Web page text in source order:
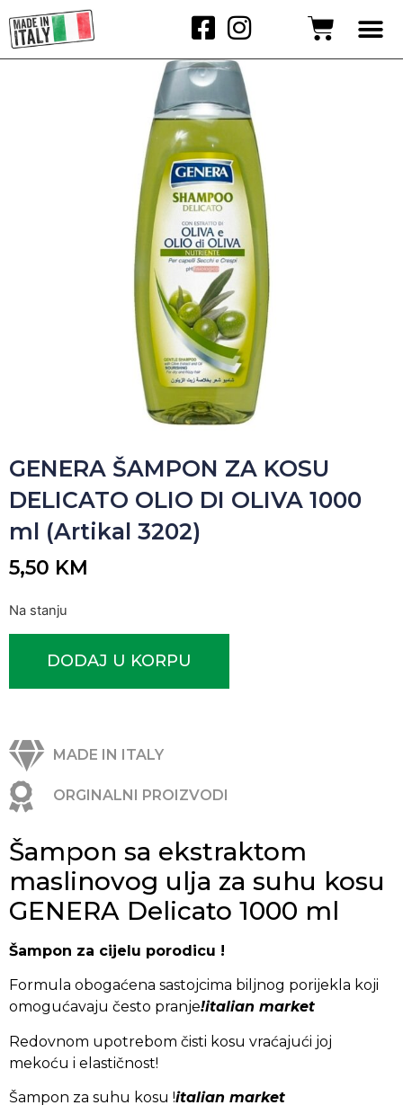
GENERA ŠAMPON ZA KOSU
DELICATO OLIO DI OLIVA 1000
ml (Artikal 3202)
5,50 KM
Na stanju
DODAJ U KORPU
MADE IN ITALY
ORGINALNI PROIZVODI
Šampon sa ekstraktom
maslinovog ulja za suhu kosu
GENERA Delicato 1000 ml
Šampon za cijelu porodicu !
Formula obogaćena sastojcima biljnog porijekla koji
omogućavaju često pranje!italian market
Redovnom upotrebom čisti kosu vraćajući joj
mekoću i elastičnost!
Šampon za suhu kosu !italian market